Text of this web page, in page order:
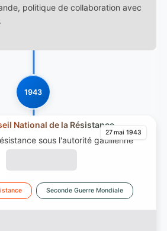
politique de collaboration avec
1943
27 mai 1943
National de la Résistance
sous l'autorité gaullienne
Seconde Guerre Mondiale